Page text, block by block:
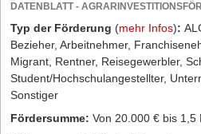
DATENBLATT -
Typ der Förderung (mehr Infos):
Bezieher, Arbeitnehmer,
Migrant, Rentner, Reisegewerbler,
Student/Hochschulangestellter,
Sonstiger
Fördersumme: Von 20.000 € bis 1,5